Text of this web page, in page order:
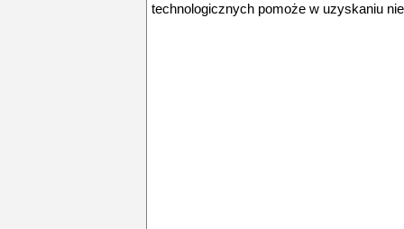
technologicznych pomoże w uzyskaniu